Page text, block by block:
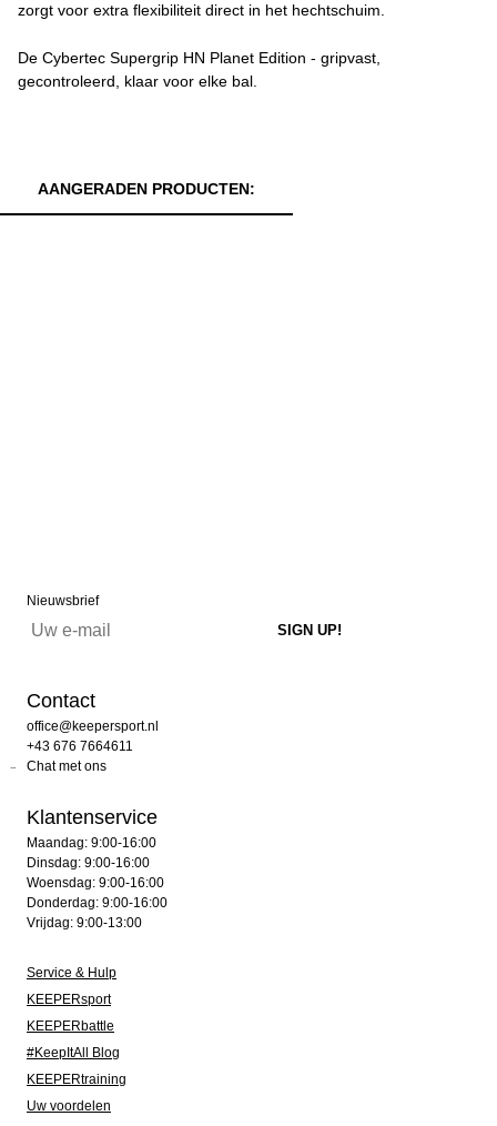
zorgt voor extra flexibiliteit direct in het hechtschuim.
De Cybertec Supergrip HN Planet Edition - gripvast,
gecontroleerd, klaar voor elke bal.
AANGERADEN PRODUCTEN:
Nieuwsbrief
Contact
office@keepersport.nl
+43 676 7664611
Chat met ons
Klantenservice
Maandag: 9:00-16:00
Dinsdag: 9:00-16:00
Woensdag: 9:00-16:00
Donderdag: 9:00-16:00
Vrijdag: 9:00-13:00
Service & Hulp
KEEPERsport
KEEPERbattle
#KeepItAll Blog
KEEPERtraining
Uw voordelen